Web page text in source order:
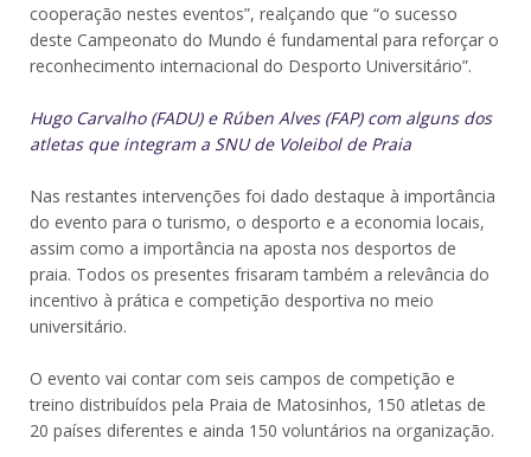
cooperação nestes eventos”, realçando que “o sucesso
deste Campeonato do Mundo é fundamental para reforçar o
reconhecimento internacional do Desporto Universitário”.
Hugo Carvalho (FADU) e Rúben Alves (FAP) com alguns dos
atletas que integram a SNU de Voleibol de Praia
Nas restantes intervenções foi dado destaque à importância
do evento para o turismo, o desporto e a economia locais,
assim como a importância na aposta nos desportos de
praia. Todos os presentes frisaram também a relevância do
incentivo à prática e competição desportiva no meio
universitário.
O evento vai contar com seis campos de competição e
treino distribuídos pela Praia de Matosinhos, 150 atletas de
20 países diferentes e ainda 150 voluntários na organização.